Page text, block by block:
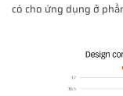
có cho ứng dụng ở